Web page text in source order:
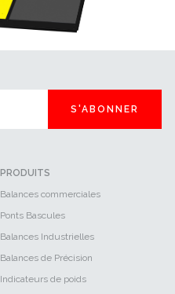
S'ABONNER
PRODUITS
Balances commerciales
Ponts Bascules
Balances Industrielles
Balances de Précision
Indicateurs de poids